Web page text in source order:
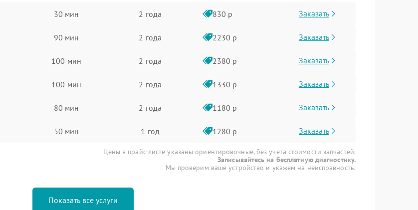
30 мин 2 года 830 р Заказать
90 мин 2 года 2230 р Заказать
100 мин 2 года 2380 р Заказать
100 мин 2 года 1330 р Заказать
80 мин 2 года 1180 р Заказать
50 мин 1 год 1280 р Заказать
Цены в прайс-листе указаны ориентировочные, без учета стоимости запчастей.
Записывайтесь на бесплатную диагностику.
Мы проверим ваше устройство и укажем на неисправность.
Показать все услуги